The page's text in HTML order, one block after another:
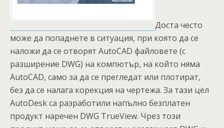
Доста често
може да попаднете в ситуация, при която да се
наложи да се отворят AutoCAD файловете (с
разширение DWG) на компютър, на който няма
AutoCAD, само за да се прегледат или плотират,
без да се налага корекция на чертежа. За тази цел
AutoDesk са разработили напълно безплатeн
продукт наречен DWG TrueView. Чрез този